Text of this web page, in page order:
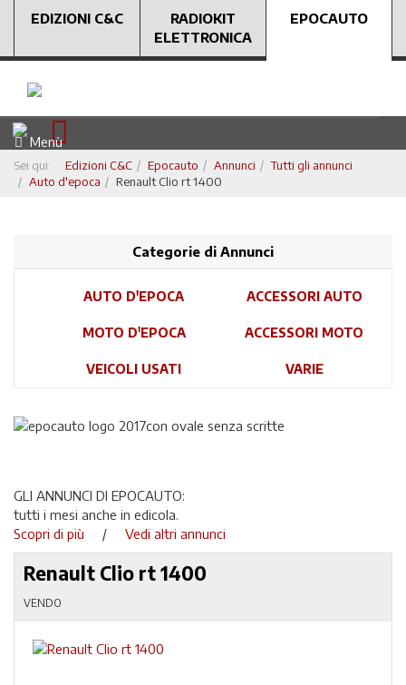
EDIZIONI C&C
RADIOKIT
ELETTRONICA
EPOCAUTO
Menù
Sei qui: Edizioni C&C Epocauto Annunci
Tutti gli annunci
Auto d'epoca
Renault Clio rt 1400
Categorie di Annunci
AUTO D'EPOCA ACCESSORI AUTO
MOTO D'EPOCA ACCESSORI MOTO
VEICOLI USATI VARIE
GLI ANNUNCI DI EPOCAUTO:
tutti i mesi anche in edicola.
Scopri di più
/ Vedi altri annunci
Renault Clio rt 1400
VENDO